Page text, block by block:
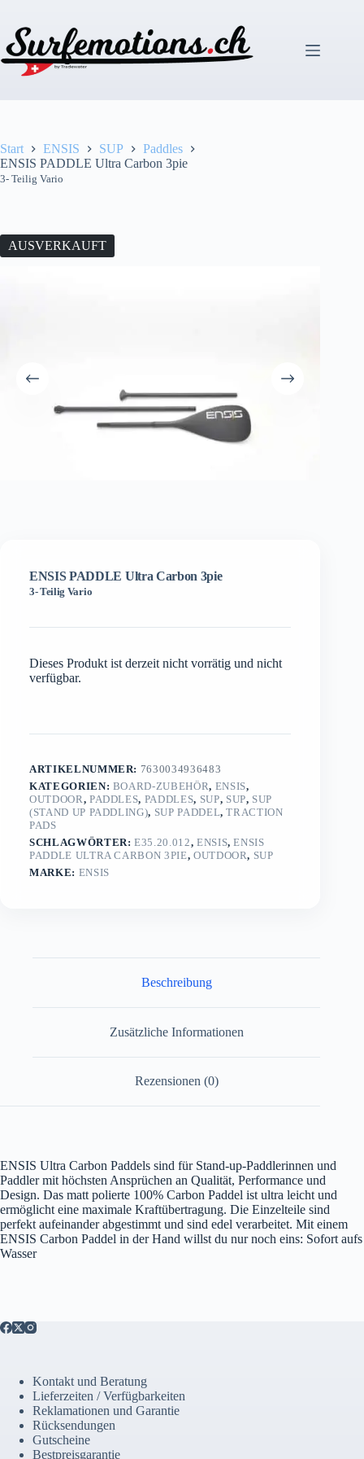
springen
Start ENSIS SUP
Paddles
ENSIS PADDLE Ultra Carbon 3pie
3- Teilig Vario
AUSVERKAUFT
ENSIS PADDLE Ultra Carbon 3pie
3- Teilig Vario
Dieses Produkt ist derzeit nicht vorrätig und nicht
verfügbar.
ARTIKELNUMMER: 7630034936483
KATEGORIEN: BOARD-ZUBEHÖR, ENSIS,
OUTDOOR, PADDLES, PADDLES, SUP, SUP, SUP
(STAND UP PADDLING), SUP PADDEL,TRACTION
PADS
SCHLAGWÖRTER:E35.20.012, ENSIS,ENSIS
PADDLE ULTRA CARBON 3PIE, OUTDOOR, SUP
MARKE: ENSIS
Beschreibung
Zusätzliche Informationen
Rezensionen (0)
ENSIS Ultra Carbon Paddels sind für Stand-up-Paddlerinnen und
Paddler mit höchsten Ansprüchen an Qualität, Performance und
Design. Das matt polierte 100% Carbon Paddel ist ultra leicht und
ermöglicht eine maximale Kraftübertragung. Die Einzelteile sind
perfekt aufeinander abgestimmt und sind edel verarbeitet. Mit einem
ENSIS Carbon Paddel in der Hand willst du nur noch eins: Sofort aufs
Wasser
Kontakt und Beratung
Lieferzeiten / Verfügbarkeiten
Reklamationen und Garantie
Rücksendungen
Gutscheine
Bestpreisgarantie